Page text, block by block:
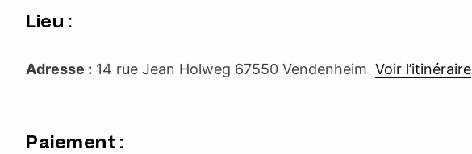
Lieu :
Adresse : 14 rue Jean Holweg 67550 Vendenheim Voir l’itinéraire
Paiement :